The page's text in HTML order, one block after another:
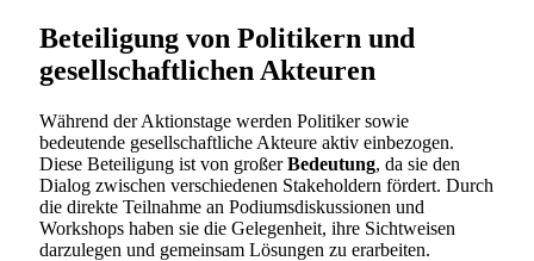
Beteiligung von Politikern und
gesellschaftlichen Akteuren
Während der Aktionstage werden Politiker sowie
bedeutende gesellschaftliche Akteure aktiv einbezogen.
Diese Beteiligung ist von großerBedeutung, da sie den
Dialog zwischen verschiedenen Stakeholdern fördert. Durch
die direkte Teilnahme an Podiumsdiskussionen und
Workshops haben sie die Gelegenheit, ihre Sichtweisen
darzulegen und gemeinsam Lösungen zu erarbeiten.